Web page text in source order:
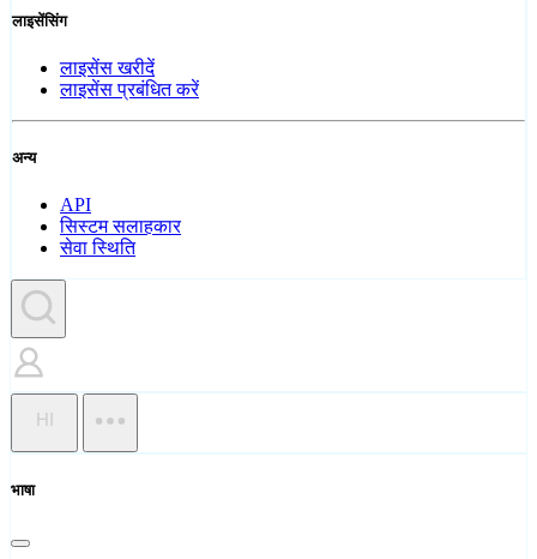
लाइसेंसिंग
लाइसेंस खरीदें
लाइसेंस प्रबंधित करें
अन्य
API
सिस्टम सलाहकार
सेवा स्थिति
HI
भाषा